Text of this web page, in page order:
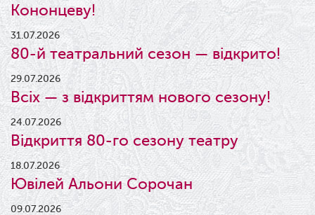
Кононцеву!
31.07.2026
80-й театральний сезон — відкрито!
29.07.2026
Всіх — з відкриттям нового сезону!
24.07.2026
Відкриття 80-го сезону театру
18.07.2026
Ювілей Альони Сорочан
09.07.2026